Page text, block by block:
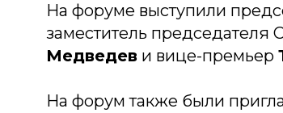
На форуме выступили
заместитель председателя
Медведев и вице-премьер
На форум также были